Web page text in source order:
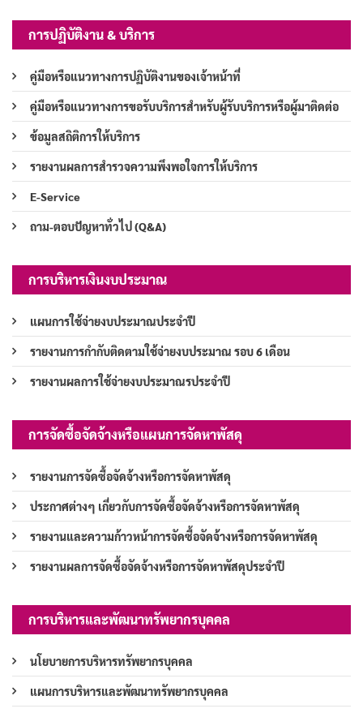
การปฏิบัติงาน & บริการ
คู่มือหรือแนวทางการปฏิบัติงานของเจ้าหน้าที่
คู่มือหรือแนวทางการขอรับบริการสำหรับผู้รับบริการหรือผู้มาติดต่อ
ข้อมูลสถิติการให้บริการ
รายงานผลการสำรวจความพึงพอใจการให้บริการ
E-Service
ถาม-ตอบปัญหาทั่วไป (Q&A)
การบริหารเงินงบประมาณ
แผนการใช้จ่ายงบประมาณประจำปี
รายงานการกำกับติดตามใช้จ่ายงบประมาณ รอบ 6 เดือน
รายงานผลการใช้จ่ายงบประมาณรประจำปี
การจัดซื้อจัดจ้างหรือแผนการจัดหาพัสดุ
รายงานการจัดซื้อจัดจ้างหรือการจัดหาพัสดุ
ประกาศต่างๆ เกี่ยวกับการจัดซื้อจัดจ้างหรือการจัดหาพัสดุ
รายงานและความก้าวหน้าการจัดซื้อจัดจ้างหรือการจัดหาพัสดุ
รายงานผลการจัดซื้อจัดจ้างหรือการจัดหาพัสดุประจำปี
การบริหารและพัฒนาทรัพยากรบุคคล
นโยบายการบริหารทรัพยากรบุคคล
แผนการบริหารและพัฒนาทรัพยากรบุคคล